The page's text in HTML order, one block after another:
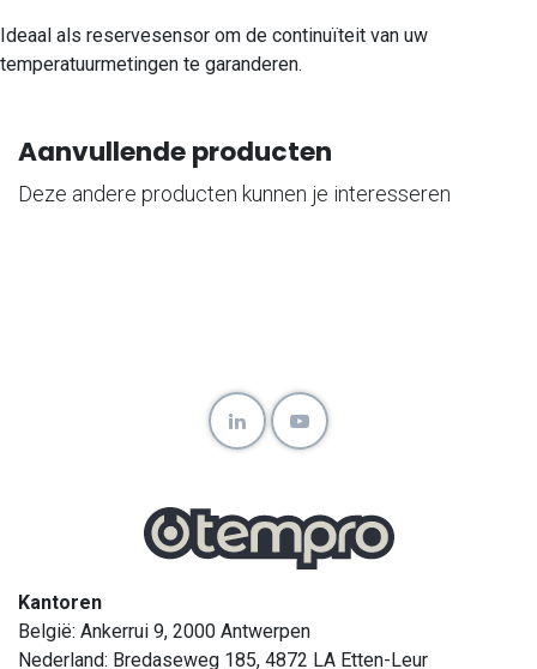
Ideaal als reservesensor om de continuïteit van uw
temperatuurmetingen te garanderen.
Aanvullende producten
Deze andere producten kunnen je interesseren
Kantoren
België: Ankerrui 9, 2000 Antwerpen
Nederland: Bredaseweg 185, 4872 LA Etten-Leur